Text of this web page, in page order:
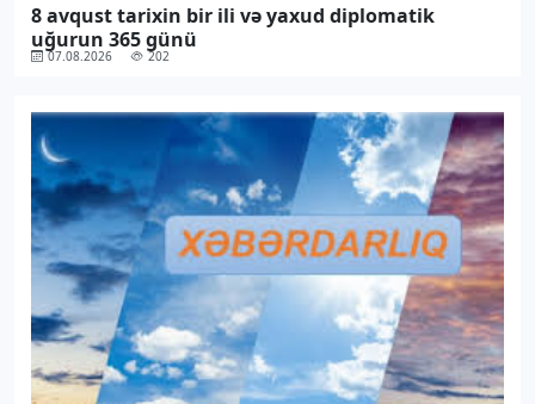
8 avqust tarixin bir ili və yaxud diplomatik
uğurun 365 günü
07.08.2026 202